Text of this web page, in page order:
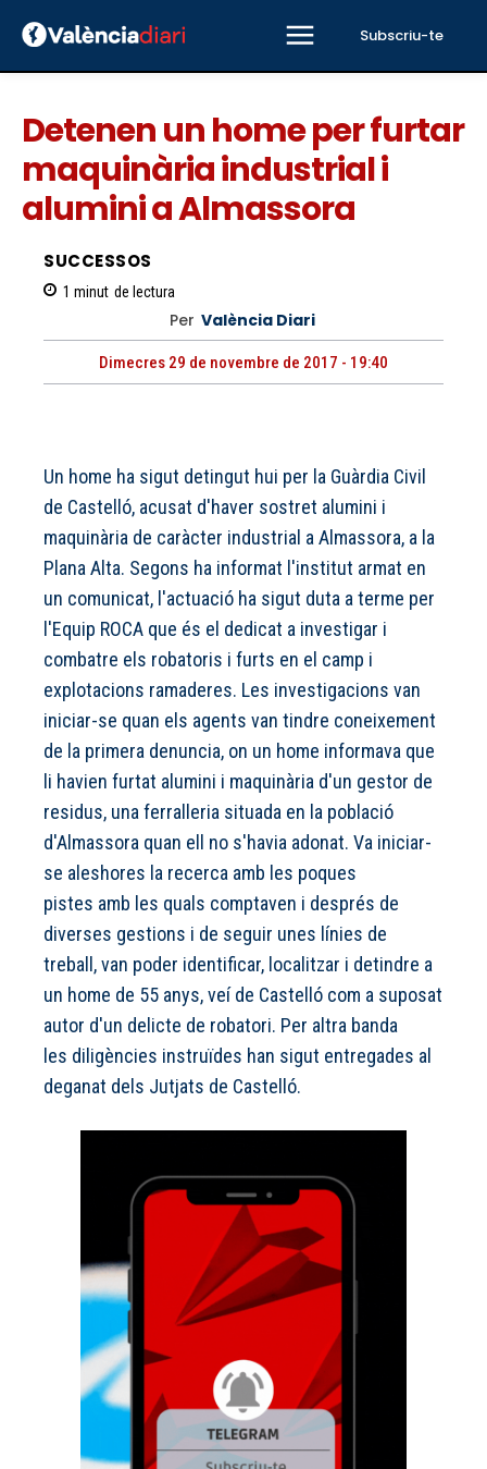
Subscriu-te
Detenen un home per furtar
maquinària industrial i
alumini a Almassora
SUCCESSOS
1 minut de lectura
Per València Diari
Dimecres 29 de novembre de 2017 - 19:40
Un home ha sigut detingut hui per la Guàrdia Civil
de Castelló, acusat d'haver sostret alumini i
maquinària de caràcter industrial a Almassora, a la
Plana Alta. Segons ha informat l'institut armat en
un comunicat, l'actuació ha sigut duta a terme per
l'Equip ROCA que és el dedicat a investigar i
combatre els robatoris i furts en el camp i
explotacions ramaderes. Les investigacions van
iniciar-se quan els agents van tindre coneixement
de la primera denuncia, on un home informava que
li havien furtat alumini i maquinària d'un gestor de
residus, una ferralleria situada en la població
d'Almassora quan ell no s'havia adonat. Va iniciar-
se aleshores la recerca amb les poques
pistes amb les quals comptaven i després de
diverses gestions i de seguir unes línies de
treball, van poder identificar, localitzar i detindre a
un home de 55 anys, veí de Castelló com a suposat
autor d'un delicte de robatori. Per altra banda
les diligències instruïdes han sigut entregades al
deganat dels Jutjats de Castelló.